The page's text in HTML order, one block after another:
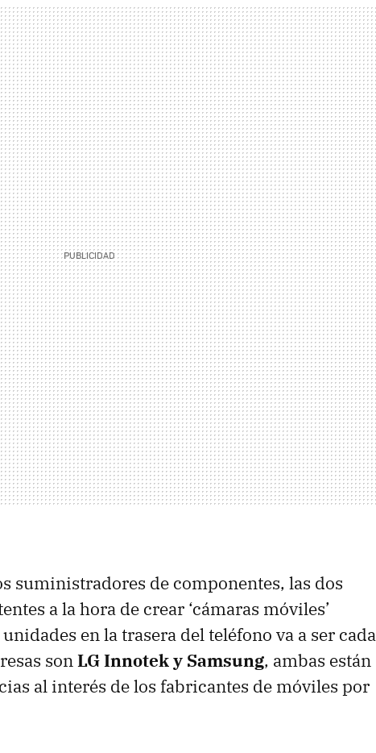
suministradores de componentes, las dos
a la hora de crear ‘cámaras móviles’
en la trasera del teléfono va a ser cada
son LG Innotek y Samsung, ambas están
al interés de los fabricantes de móviles por